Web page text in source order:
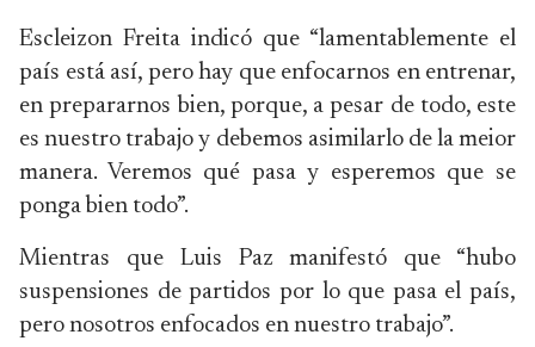
Escleizon Freita indicó que “lamentablemente el
país está así, pero hay que enfocarnos en entrenar,
en prepararnos bien, porque, a pesar de todo, este
es nuestro trabajo y debemos asimilarlo de la meior
manera. Veremos qué pasa y esperemos que se
ponga bien todo”.
Mientras que Luis Paz manifestó que “hubo
suspensiones de partidos por lo que pasa el país,
pero nosotros enfocados en nuestro trabajo”.